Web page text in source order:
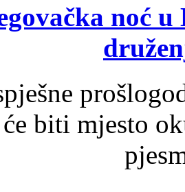
noć
biti mjesto